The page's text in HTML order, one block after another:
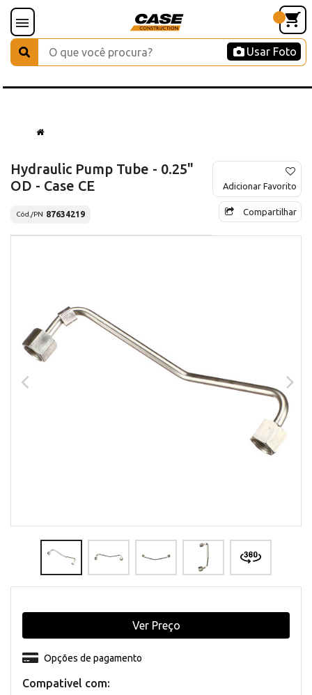
Usar Foto
Hydraulic Pump Tube - 0.25"
OD - Case CE
Cód./PN 87634219
Adicionar Favorito
Compartilhar
Compativel com:
Opções de pagamento
Ver Preço